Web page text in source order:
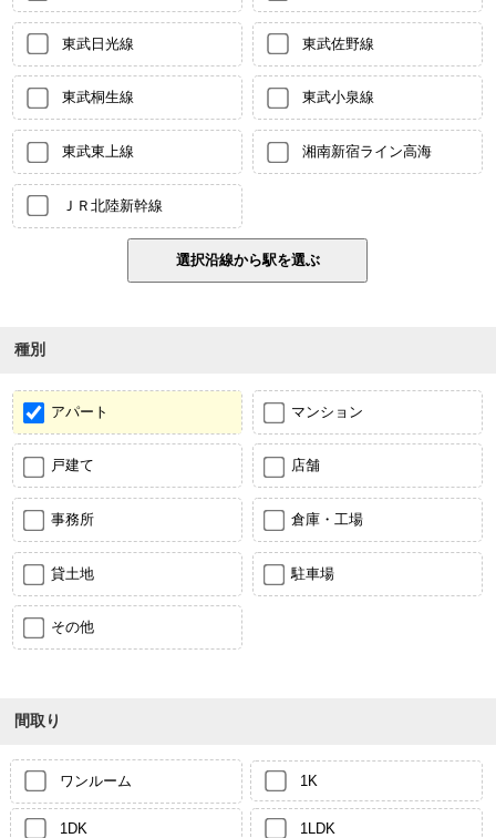
東武日光線 東武佐野線
東武桐生線 東武小泉線
東武東上線 湘南新宿ライン高海
ＪＲ北陸新幹線
種別
アパート マンション
戸建て 店舗
事務所 倉庫・工場
貸土地 駐車場
その他
間取り
ワンルーム 1K
1DK 1LDK